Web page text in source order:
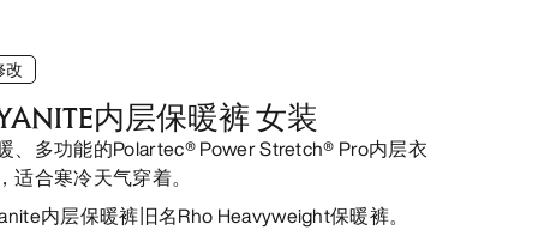
改
内层保暖裤 女装
、多功能的Polartec® Power Stretch® Pro内层衣
适合寒冷天气穿着。
内层保暖裤旧名Rho Heavyweight保暖裤。